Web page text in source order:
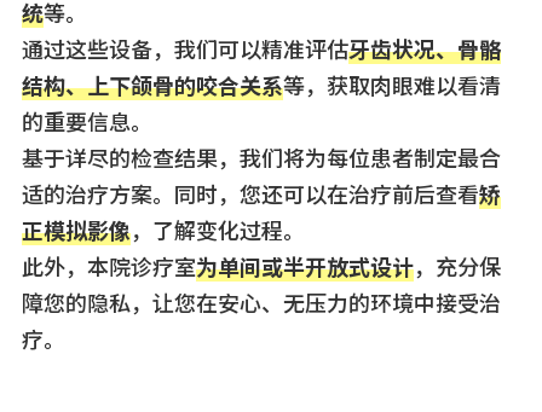
统等。
通过这些设备，我们可以精准评估牙齿状况、骨骼
结构、上下颌骨的咬合关系等，获取肉眼难以看清
的重要信息。
基于详尽的检查结果，我们将为每位患者制定最合
适的治疗方案。同时，您还可以在治疗前后查看矫
正模拟影像，了解变化过程。
此外，本院诊疗室为单间或半开放式设计，充分保
障您的隐私，让您在安心、无压力的环境中接受治
疗。